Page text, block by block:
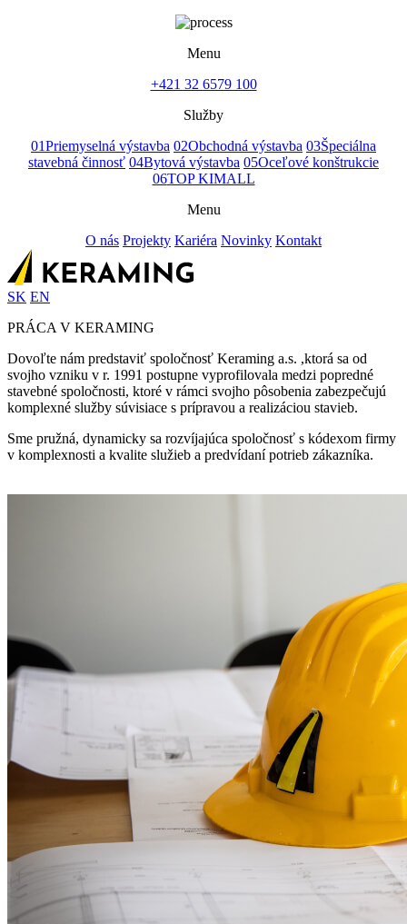
Menu
+421 32 6579 100
Služby
01Priemyselná výstavba 02Obchodná výstavba 03Špeciálna
stavebná činnosť 04Bytová výstavba 05Oceľové konštrukcie
06TOP KIMALL
Menu
O nás Projekty Kariéra Novinky Kontakt
SK EN
PRÁCA V KERAMING
Dovoľte nám predstaviť spoločnosť Keraming a.s. ,ktorá sa od
svojho vzniku v r. 1991 postupne vyprofilovala medzi popredné
stavebné spoločnosti, ktoré v rámci svojho pôsobenia zabezpečujú
komplexné služby súvisiace s prípravou a realizáciou stavieb.
Sme pružná, dynamicky sa rozvíjajúca spoločnosť s kódexom firmy
v komplexnosti a kvalite služieb a predvídaní potrieb zákazníka.